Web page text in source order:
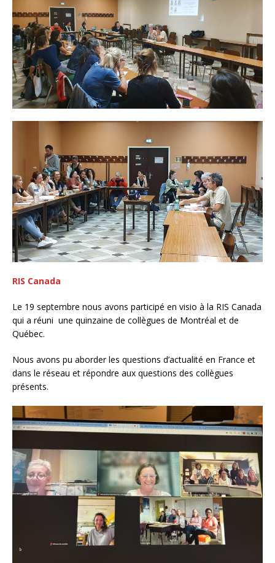
RIS Canada
Le 19 septembre nous avons participé en visio à la RIS Canada
qui a réuni une quinzaine de collègues de Montréal et de
Québec.
Nous avons pu aborder les questions d’actualité en France et
dans le réseau et répondre aux questions des collègues
présents.